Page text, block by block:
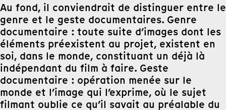
Au fond, il conviendrait de distinguer entre le
genre et le geste documentaires. Genre
documentaire : toute suite d’images dont les
éléments préexistent au projet, existent en
soi, dans le monde, constituant un déjà là
indépendant du film à faire. Geste
documentaire : opération menée sur le
monde et l’image qui l’exprime, où le sujet
filmant oublie ce qu’il savait au préalable du